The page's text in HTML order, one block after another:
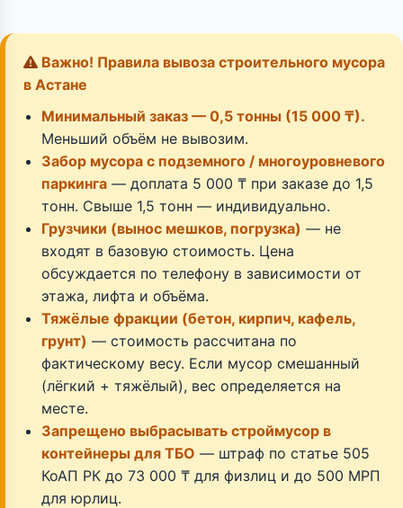
Важно! Правила вывоза строительного мусора
в Астане
Минимальный заказ — 0,5 тонны (15 000 ₸).
Меньший объём не вывозим.
Забор мусора с подземного / многоуровневого
паркинга — доплата 5 000 ₸ при заказе до 1,5
тонн. Свыше 1,5 тонн — индивидуально.
Грузчики (вынос мешков, погрузка) — не
входят в базовую стоимость. Цена
обсуждается по телефону в зависимости от
этажа, лифта и объёма.
Тяжёлые фракции (бетон, кирпич, кафель,
грунт) — стоимость рассчитана по
фактическому весу. Если мусор смешанный
(лёгкий + тяжёлый), вес определяется на
месте.
Запрещено выбрасывать строймусор в
контейнеры для ТБО — штраф по статье 505
КоАП РК до 73 000 ₸ для физлиц и до 500 МРП
для юрлиц.